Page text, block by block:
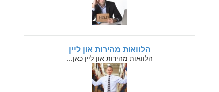
הלוואות מהירות און ליין
הלוואות מהירות און ליין כאן...